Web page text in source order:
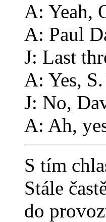
A: Yeah,
A: Paul
J: Last
A: Yes,
J: No,
A: Ah,
S tím
Stále
do